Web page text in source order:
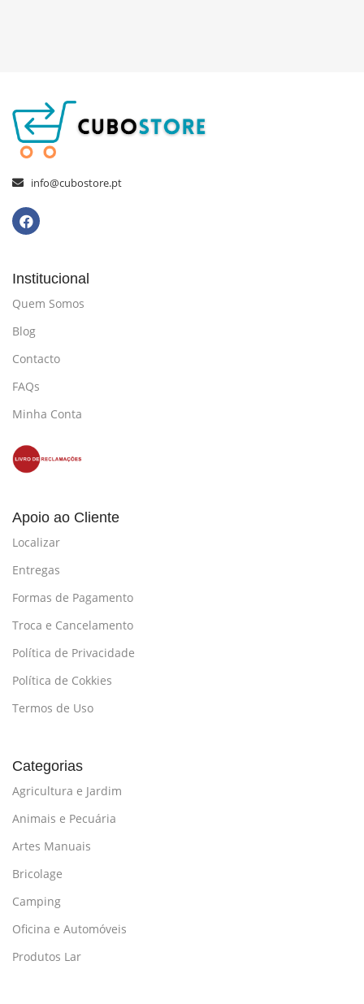
info@cubostore.pt
Institucional
Quem Somos
Blog
Contacto
FAQs
Minha Conta
Apoio ao Cliente
Localizar
Entregas
Formas de Pagamento
Troca e Cancelamento
Política de Privacidade
Política de Cokkies
Termos de Uso
Categorias
Agricultura e Jardim
Animais e Pecuária
Artes Manuais
Bricolage
Camping
Oficina e Automóveis
Produtos Lar